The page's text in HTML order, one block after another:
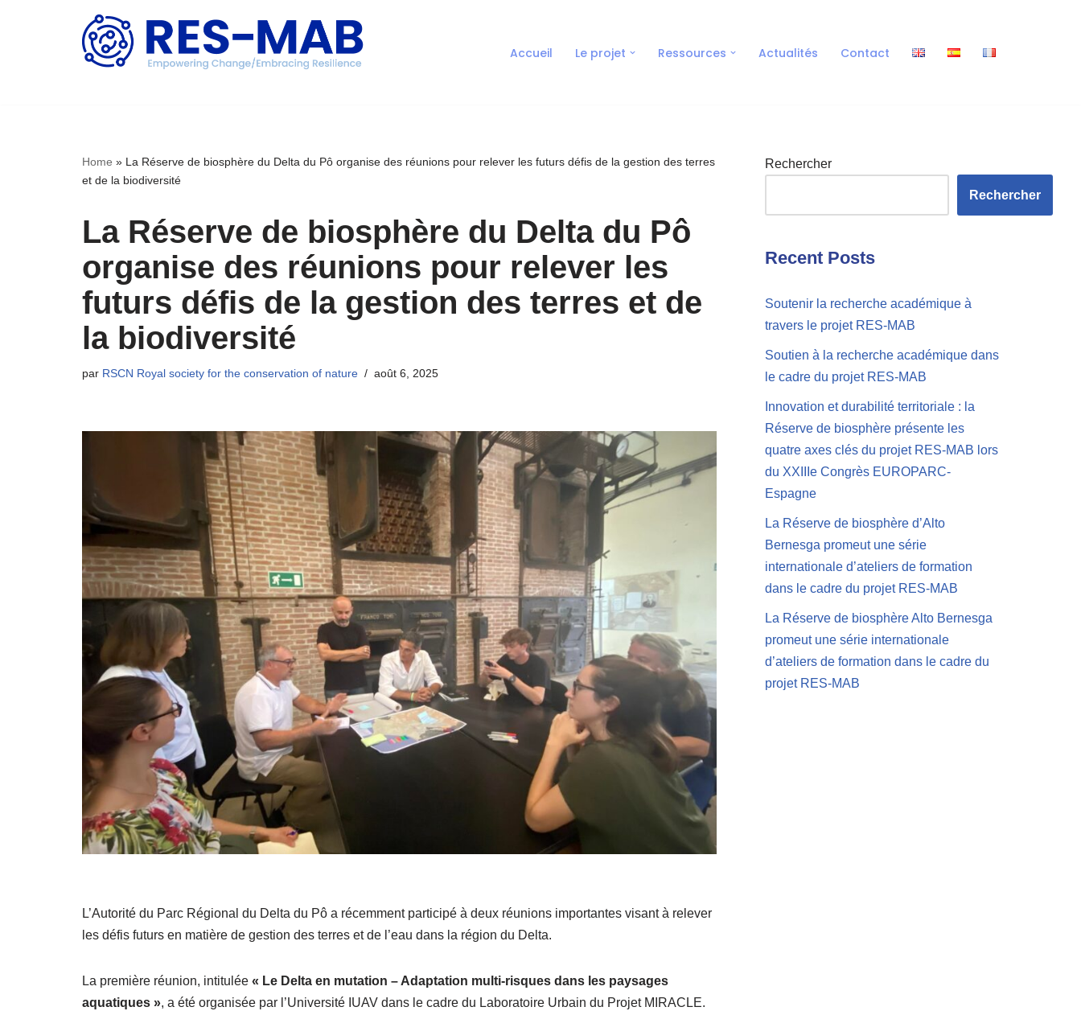
Accueil Le projet Ressources Actualités Contact
Home » La Réserve de biosphère du Delta du Pô organise des réunions pour relever les futurs défis de la gestion des terres
et de la biodiversité
La Réserve de biosphère du Delta du Pô
organise des réunions pour relever les
futurs défis de la gestion des terres et de
la biodiversité
par RSCN Royal society for the conservation of nature août 6, 2025
L’Autorité du Parc Régional du Delta du Pô a récemment participé à deux réunions importantes visant à relever
les défis futurs en matière de gestion des terres et de l’eau dans la région du Delta.
La première réunion, intitulée « Le Delta en mutation – Adaptation multi-risques dans les paysages
aquatiques », a été organisée par l’Université IUAV dans le cadre du Laboratoire Urbain du Projet MIRACLE.
Rechercher
Rechercher
Recent Posts
Soutenir la recherche académique à
travers le projet RES-MAB
Soutien à la recherche académique dans
le cadre du projet RES-MAB
Innovation et durabilité territoriale : la
Réserve de biosphère présente les
quatre axes clés du projet RES-MAB lors
du XXIIIe Congrès EUROPARC-
Espagne
La Réserve de biosphère d’Alto
Bernesga promeut une série
internationale d’ateliers de formation
dans le cadre du projet RES-MAB
La Réserve de biosphère Alto Bernesga
promeut une série internationale
d’ateliers de formation dans le cadre du
projet RES-MAB